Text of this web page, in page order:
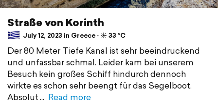
Straße von Korinth
July 12, 2023 in Greece ⋅ ☀️ 33 °C
Der 80 Meter Tiefe Kanal ist sehr beeindruckend
und unfassbar schmal. Leider kam bei unserem
Besuch kein großes Schiff hindurch dennoch
wirkte es schon sehr beengt für das Segelboot.
Absolut
Read more